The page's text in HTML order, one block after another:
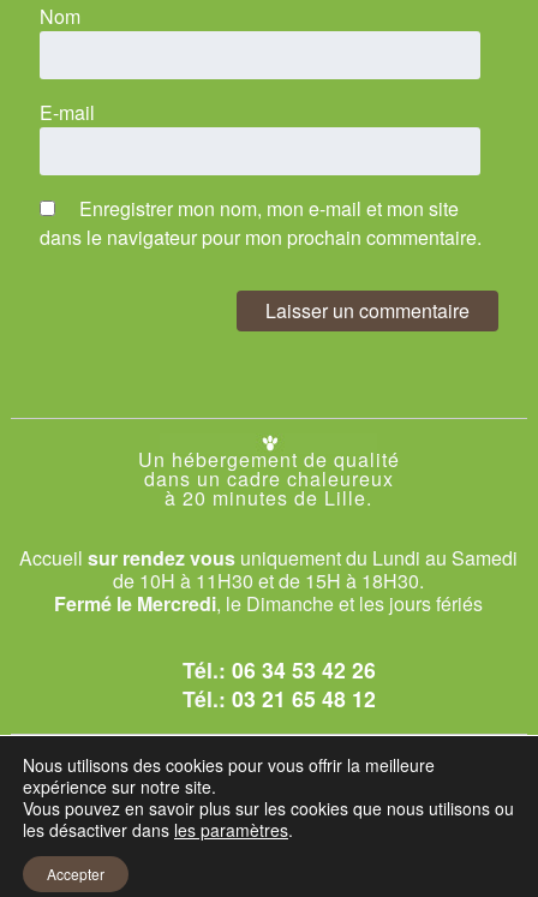
Nom
E-mail
Enregistrer mon nom, mon e-mail et mon site
dans le navigateur pour mon prochain commentaire.
Un hébergement de qualité
dans un cadre chaleureux
à 20 minutes de Lille.
Accueilsur rendez vous uniquement du Lundi au Samedi
de 10H à 11H30 et de 15H à 18H30.
Fermé le Mercredi, le Dimanche et les jours fériés
Tél.:06 34 53 42 26
Tél.:03 21 65 48 12
© 2026 Le Club des Chats
1228 rue bataille - 62840 Sailly-sur-la-Lys.
Mentions légales et C.G.U
Nous utilisons des cookies pour vous offrir la meilleure
expérience sur notre site.
Vous pouvez en savoir plus sur les cookies que nous utilisons ou
les désactiver dans les paramètres.
Accepter